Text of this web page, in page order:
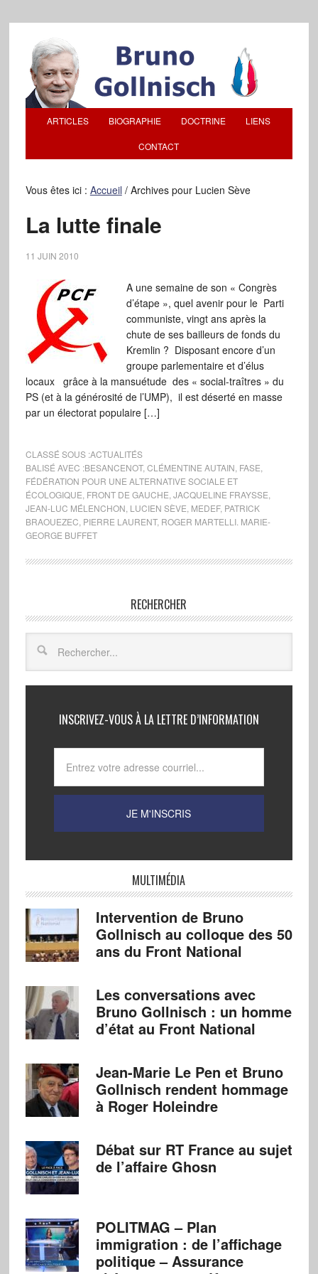
ARTICLES BIOGRAPHIE DOCTRINE LIENS
CONTACT
Vous êtes ici : Accueil /Archives pour Lucien Sève
La lutte finale
11 JUIN 2010
A une semaine de son « Congrès
d’étape », quel avenir pour le Parti
communiste, vingt ans après la
chute de ses bailleurs de fonds du
Kremlin ? Disposant encore d’un
groupe parlementaire et d’élus
locaux grâce à la mansuétude des « social-traîtres » du
PS (et à la générosité de l’UMP), il est déserté en masse
par un électorat populaire […]
CLASSÉ SOUS :ACTUALITÉS
BALISÉ AVEC :BESANCENOT, CLÉMENTINE AUTAIN FASE
FÉDÉRATION POUR UNE ALTERNATIVE SOCIALE ET
ÉCOLOGIQUE FRONT DE GAUCHE JACQUELINE FRAYSSE
JEAN-LUC MÉLENCHON LUCIEN SÈVE MEDEF, PATRICK
BRAOUEZEC PIERRE LAURENT, ROGER MARTELLI. MARIE-
GEORGE BUFFET
RECHERCHER
INSCRIVEZ-VOUS À LA LETTRE D’INFORMATION
MULTIMÉDIA
Intervention de Bruno
Gollnisch au colloque des 50
ans du Front National
Les conversations avec
Bruno Gollnisch : un homme
d’état au Front National
Jean-Marie Le Pen et Bruno
Gollnisch rendent hommage
à Roger Holeindre
Débat sur RT France au sujet
de l’affaire Ghosn
POLITMAG – Plan
immigration : de l’affichage
politique – Assurance